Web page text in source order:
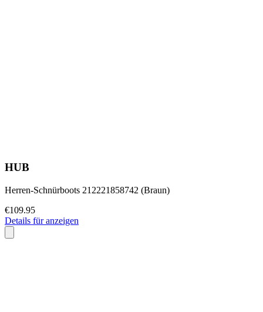
HUB
Herren-Schnürboots 212221858742 (Braun)
€109.95
Details für anzeigen